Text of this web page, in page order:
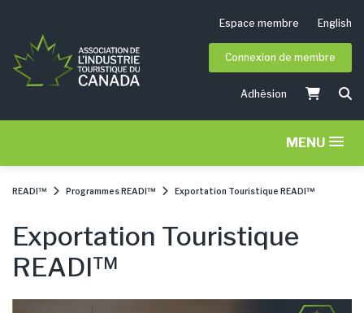
Espace membre English
Connexion de membre
Adhésion
MENU
READI™ Programmes READI™ Exportation Touristique READI™
Exportation Touristique
READI™